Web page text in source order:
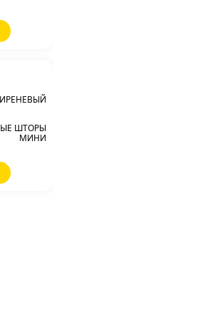
ШТОРЫ
МИНИ